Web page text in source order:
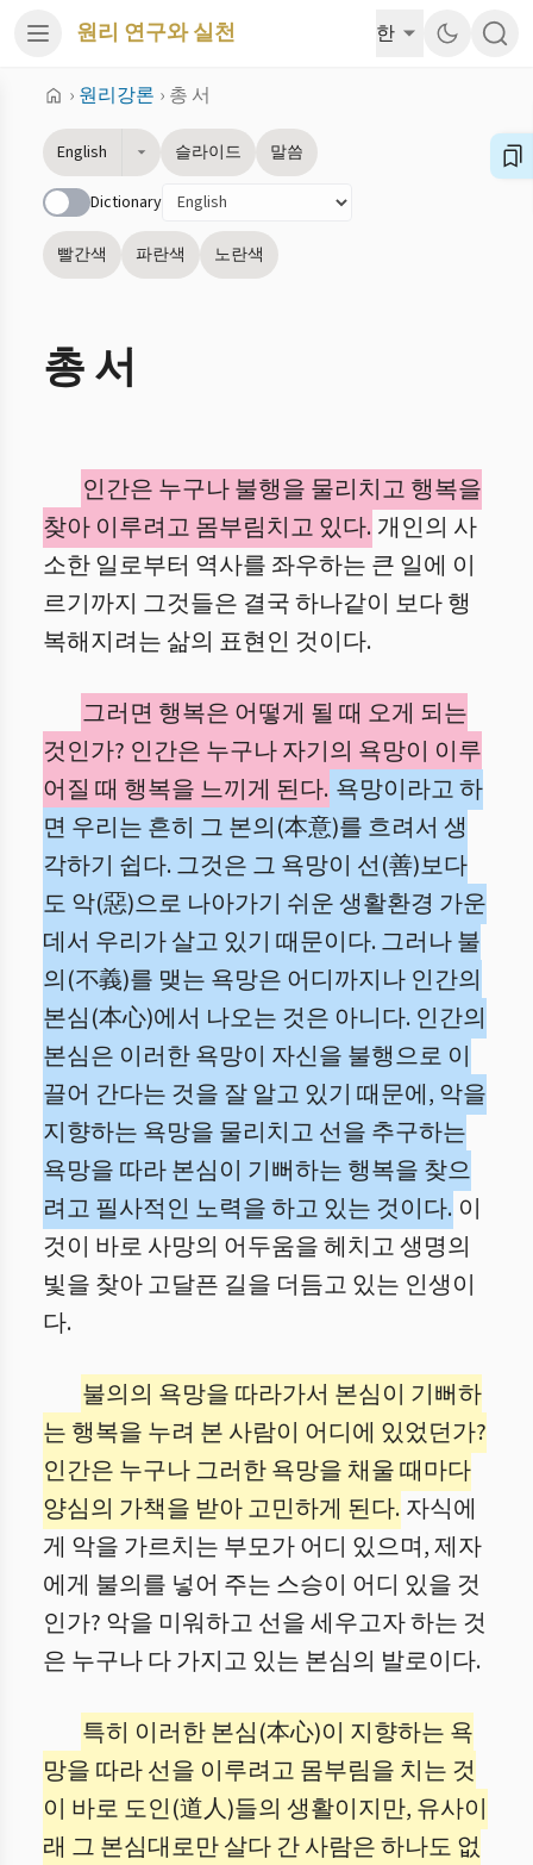
원리 연구와 실천 한
› 원리강론 › 총 서
English 슬라이드 말씀
Dictionary
빨간색 파란색 노란색
총 서
인간은 누구나 불행을 물리치고 행복을
찾아 이루려고 몸부림치고 있다. 개인의 사
소한 일로부터 역사를 좌우하는 큰 일에 이
르기까지 그것들은 결국 하나같이 보다 행
복해지려는 삶의 표현인 것이다.
그러면 행복은 어떻게 될 때 오게 되는
것인가? 인간은 누구나 자기의 욕망이 이루
어질 때 행복을 느끼게 된다. 욕망이라고 하
면 우리는 흔히 그 본의(本意)를 흐려서 생
각하기 쉽다. 그것은 그 욕망이 선(善)보다
도 악(惡)으로 나아가기 쉬운 생활환경 가운
데서 우리가 살고 있기 때문이다. 그러나 불
의(不義)를 맺는 욕망은 어디까지나 인간의
본심(本心)에서 나오는 것은 아니다. 인간의
본심은 이러한 욕망이 자신을 불행으로 이
끌어 간다는 것을 잘 알고 있기 때문에, 악을
지향하는 욕망을 물리치고 선을 추구하는
욕망을 따라 본심이 기뻐하는 행복을 찾으
려고 필사적인 노력을 하고 있는 것이다. 이
것이 바로 사망의 어두움을 헤치고 생명의
빛을 찾아 고달픈 길을 더듬고 있는 인생이
다.
불의의 욕망을 따라가서 본심이 기뻐하
는 행복을 누려 본 사람이 어디에 있었던가?
인간은 누구나 그러한 욕망을 채울 때마다
양심의 가책을 받아 고민하게 된다. 자식에
게 악을 가르치는 부모가 어디 있으며, 제자
에게 불의를 넣어 주는 스승이 어디 있을 것
인가? 악을 미워하고 선을 세우고자 하는 것
은 누구나 다 가지고 있는 본심의 발로이다.
특히 이러한 본심(本心)이 지향하는 욕
망을 따라 선을 이루려고 몸부림을 치는 것
이 바로 도인(道人)들의 생활이지만, 유사이
래 그 본심대로만 살다 간 사람은 하나도 없